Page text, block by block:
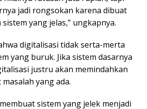
jadi rongsokan karena dibuat
yang jelas,” ungkapnya.
digitalisasi tidak serta-merta
yang buruk. Jika sistem dasarnya
justru akan memindahkan
yang ada.
sistem yang jelek menjadi